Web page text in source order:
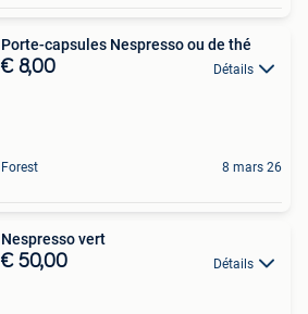
Porte-capsules Nespresso ou de thé
€ 8,00 Détails
Forest 8 mars 26
Nespresso vert
€ 50,00 Détails